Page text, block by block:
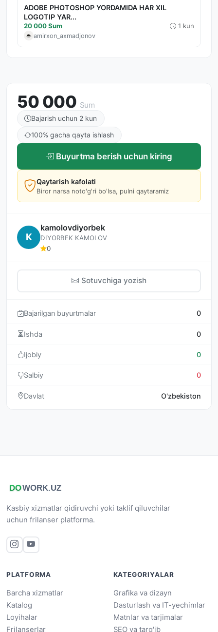
ADOBE PHOTOSHOP YORDAMIDA HAR XIL
LOGOTIP YAR...
20 000 Sum 1 kun
amirxon_axmadjonov
50 000 Sum
Bajarish uchun 2 kun
100% gacha qayta ishlash
Buyurtma berish uchun kiring
Qaytarish kafolati
Biror narsa noto'g'ri bo'lsa, pulni qaytaramiz
K
kamolovdiyorbek
DIYORBEK KAMOLOV
0
Sotuvchiga yozish
Bajarilgan buyurtmalar 0
Ishda 0
Ijobiy 0
Salbiy 0
Davlat O'zbekiston
Kasbiy xizmatlar qidiruvchi yoki taklif qiluvchilar
uchun frilanser platforma.
PLATFORMA
Barcha xizmatlar
Katalog
Loyihalar
Frilanserlar
KATEGORIYALAR
Grafika va dizayn
Dasturlash va IT-yechimlar
Matnlar va tarjimalar
SEO va targ'ib